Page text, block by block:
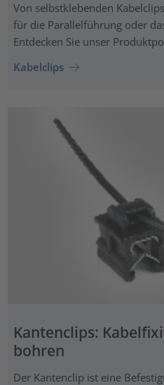
Von selbstklebenden
für die Parallelführung oder
Entdecken Sie unser
Kabelclips
Kantenclips:
bohren
Der Kantenclip ist eine